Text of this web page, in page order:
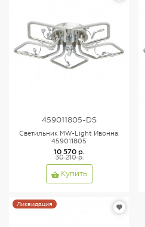
459011805-DS
Светильник MW-Light Ивонна
459011805
10 570 р.
30 210 р.
Купить
Ликвидация